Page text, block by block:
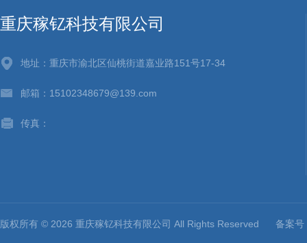
重庆稼钇科技有限公司
地址：重庆市渝北区仙桃街道嘉业路151号17-34
邮箱：15102348679@139.com
传真：
版权所有 © 2026 重庆稼钇科技有限公司 All Rights Reserved 备案号